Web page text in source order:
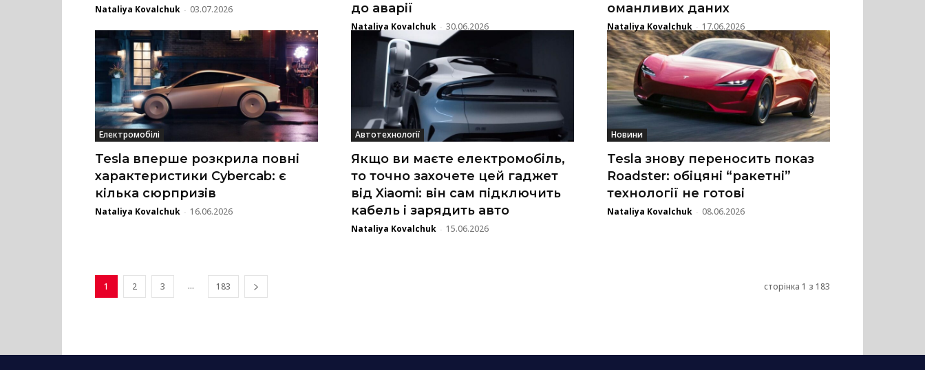
Nataliya Kovalchuk - 03.07.2026
до аварії
Nataliya Kovalchuk - 30.06.2026
оманливих даних
Nataliya Kovalchuk - 17.06.2026
Електромобілі
Tesla вперше розкрила повні
характеристики Cybercab: є
кілька сюрпризів
Nataliya Kovalchuk - 16.06.2026
Автотехнології
Якщо ви маєте електромобіль,
то точно захочете цей гаджет
від Xiaomi: він сам підключить
кабель і зарядить авто
Nataliya Kovalchuk - 15.06.2026
Новини
Tesla знову переносить показ
Roadster: обіцяні “ракетні”
технології не готові
Nataliya Kovalchuk - 08.06.2026
1 2 3 ... 183 сторінка 1 з 183